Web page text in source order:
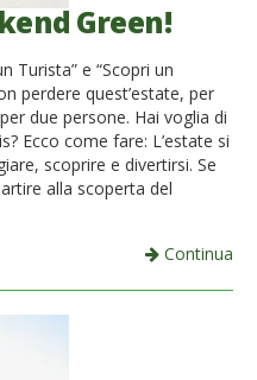
Green!
Turista” e “Scopri un
perdere quest’estate, per
due persone. Hai voglia di
Ecco come fare: L’estate si
scoprire e divertirsi. Se
alla scoperta del
Continua